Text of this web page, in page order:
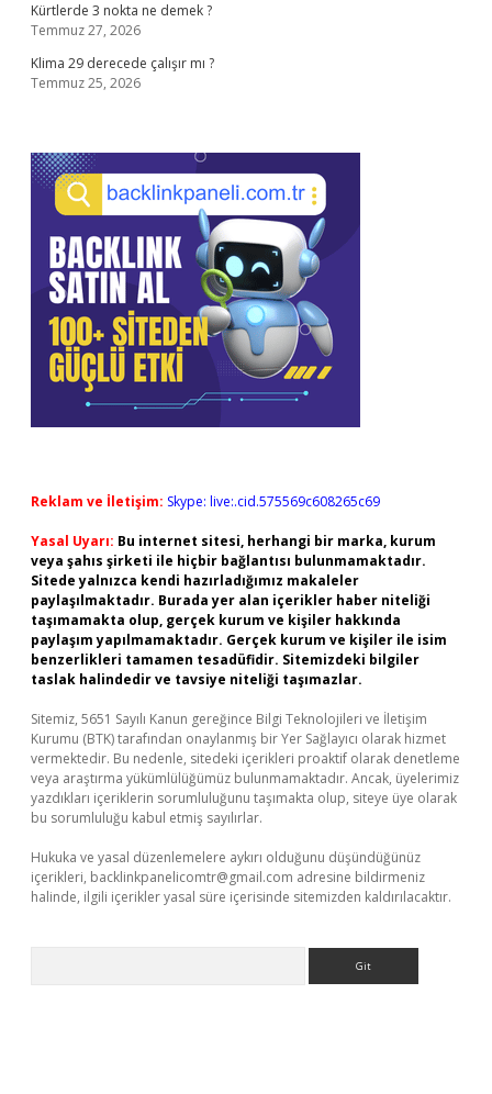
Kürtlerde 3 nokta ne demek ?
Temmuz 27, 2026
Klima 29 derecede çalışır mı ?
Temmuz 25, 2026
Reklam ve İletişim: Skype: live:.cid.575569c608265c69
Yasal Uyarı: Bu internet sitesi, herhangi bir marka, kurum
veya şahıs şirketi ile hiçbir bağlantısı bulunmamaktadır.
Sitede yalnızca kendi hazırladığımız makaleler
paylaşılmaktadır. Burada yer alan içerikler haber niteliği
taşımamakta olup, gerçek kurum ve kişiler hakkında
paylaşım yapılmamaktadır. Gerçek kurum ve kişiler ile isim
benzerlikleri tamamen tesadüfidir. Sitemizdeki bilgiler
taslak halindedir ve tavsiye niteliği taşımazlar.
Sitemiz, 5651 Sayılı Kanun gereğince Bilgi Teknolojileri ve İletişim
Kurumu (BTK) tarafından onaylanmış bir Yer Sağlayıcı olarak hizmet
vermektedir. Bu nedenle, sitedeki içerikleri proaktif olarak denetleme
veya araştırma yükümlülüğümüz bulunmamaktadır. Ancak, üyelerimiz
yazdıkları içeriklerin sorumluluğunu taşımakta olup, siteye üye olarak
bu sorumluluğu kabul etmiş sayılırlar.
Hukuka ve yasal düzenlemelere aykırı olduğunu düşündüğünüz
içerikleri, backlinkpanelicomtr@gmail.com adresine bildirmeniz
halinde, ilgili içerikler yasal süre içerisinde sitemizden kaldırılacaktır.